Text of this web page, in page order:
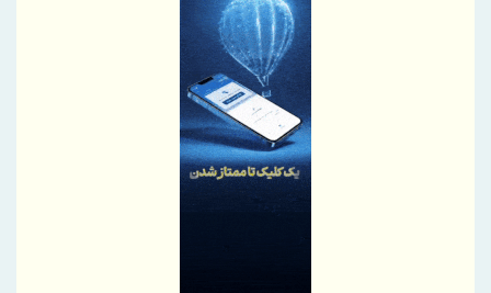
بهره گیری حداکثری از ظرفیت موافقتنامه تجارت آزاد ایران و روسیه
معاونت توسعه مدیریت و منابع انسانی منطقه آزاد دوغارون علت
استراتژی اعطای امتیاز خاص جذب سرمایه‌های انسانی بومی در آزمون
استخدامی اخیر را تشریح نمود
گامی بلند به سوی آینده؛ تأسیس «واحد آموزش هوشمند» در منطقه
آزاد تجاری-صنعتی دوغارون برای توانمندسازی کارکنان و مردم